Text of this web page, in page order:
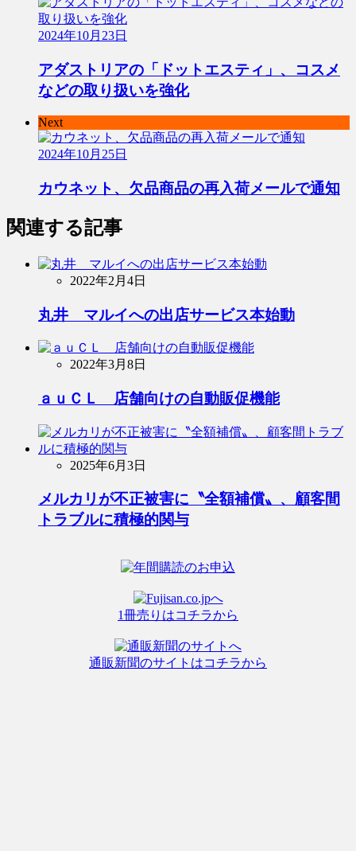
2024年10月23日
アダストリアの「ドットエスティ」、コスメ
などの取り扱いを強化
Next
2024年10月25日
カウネット、欠品商品の再入荷メールで通知
関連する記事
2022年2月4日
丸井 マルイへの出店サービス本始動
2022年3月8日
ａｕＣＬ 店舗向けの自動販促機能
2025年6月3日
メルカリが不正被害に〝全額補償〟、顧客間
トラブルに積極的関与
1冊売りはコチラから
通販新聞のサイトはコチラから